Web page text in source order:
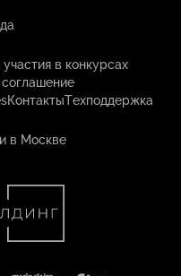
в конкурсах
соглашение
КонтактыТехподдержка
в Москве